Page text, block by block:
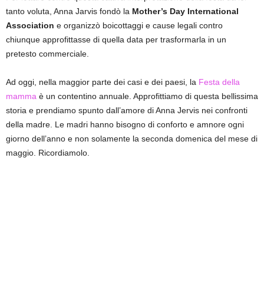
tanto voluta, Anna Jarvis fondò la Mother’s Day International
Association e organizzò boicottaggi e cause legali contro
chiunque approfittasse di quella data per trasformarla in un
pretesto commerciale.
Ad oggi, nella maggior parte dei casi e dei paesi, la Festa della
mamma è un contentino annuale. Approfittiamo di questa bellissima
storia e prendiamo spunto dall’amore di Anna Jervis nei confronti
della madre. Le madri hanno bisogno di conforto e amnore ogni
giorno dell’anno e non solamente la seconda domenica del mese di
maggio. Ricordiamolo.